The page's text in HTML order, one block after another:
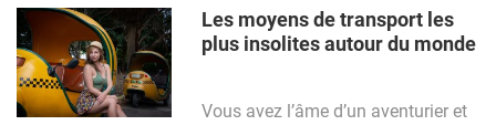
Les moyens de transport les
plus insolites autour du monde
Vous avez l’âme d’un aventurier et